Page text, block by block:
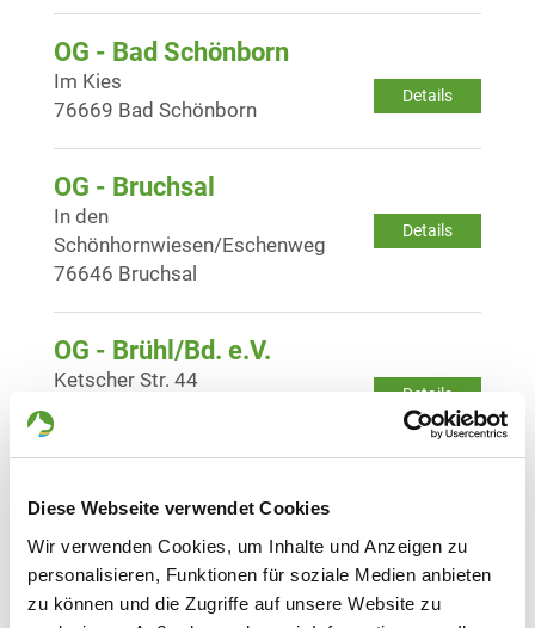
Diese Webseite verwendet Cookies
Wir verwenden Cookies, um Inhalte und Anzeigen zu
personalisieren, Funktionen für soziale Medien anbieten
zu können und die Zugriffe auf unsere Website zu
OG - Bad Schönborn
Details
Im Kies
76669 Bad Schönborn
OG - Bruchsal
Details
In den
Schönhornwiesen/Eschenweg
76646 Bruchsal
OG - Brühl/Bd. e.V.
Details
Ketscher Str. 44
Eschelbacherstraße
69234 Dielheim-Balzfeld
OG - Heidelberg-Kirchheim-